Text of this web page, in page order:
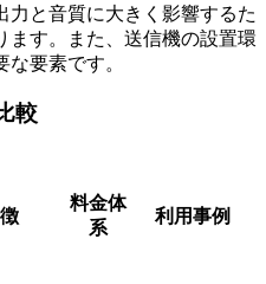
力と音質に大きく影響するた
ます。また、送信機の設置環
要素です。
較
料金体
系
利用事例